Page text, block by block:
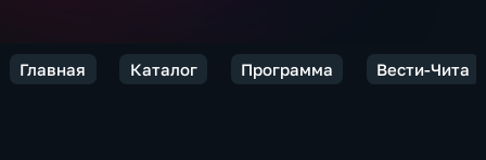
Главная Каталог Программа Вести-Чита